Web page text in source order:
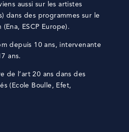
aussi sur les artistes
dans des programmes sur le
ESCP Europe).
depuis 10 ans, intervenante
ans.
de l’art 20 ans dans des
(Ecole Boulle, Efet,